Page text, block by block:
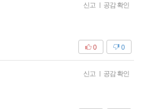
신고 | 공감 확인
0
0
신고 | 공감 확인